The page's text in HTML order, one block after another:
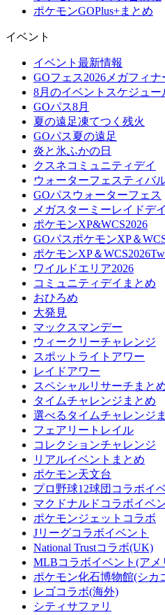
ポケモンGOPlus+まとめ
イベント
イベント最新情報
GOフェス2026メガフィナ
8月のイベントスケジュー
GOパス8月
夏の遠足凍てつく残火
GOパス夏の遠足
炎と氷ふかの日
クスネコミュニティデイ
ウォーターフェスティバ
GOパスウォーターフェス
メガスターミーレイドデイ
ポケモンXP&WCS2026
GOパスポケモンXP＆
ポケモンXP＆
ワイルドエリア2026
コミュニティデイまとめ
おひろめ
大発見
マックスマンデー
ウィークリーチャレンジ
スポットライトアワー
レイドアワー
スペシャルリサーチまと
タイムチャレンジまとめ
選べるタイムチャレンジ
フェアリートレイル
コレクションチャレンジ
リアルイベントまとめ
ポケモン天文台
プロ野球12球団コラボイ
マクドナルドコラボイベ
ポケモンジェットコラボ
Jリーグコラボイベント
National Trustコラボ(UK)
MLBコラボイベント(アメ
ポケモン化石博物館(シカ
レゴコラボ(海外)
シティサファリ